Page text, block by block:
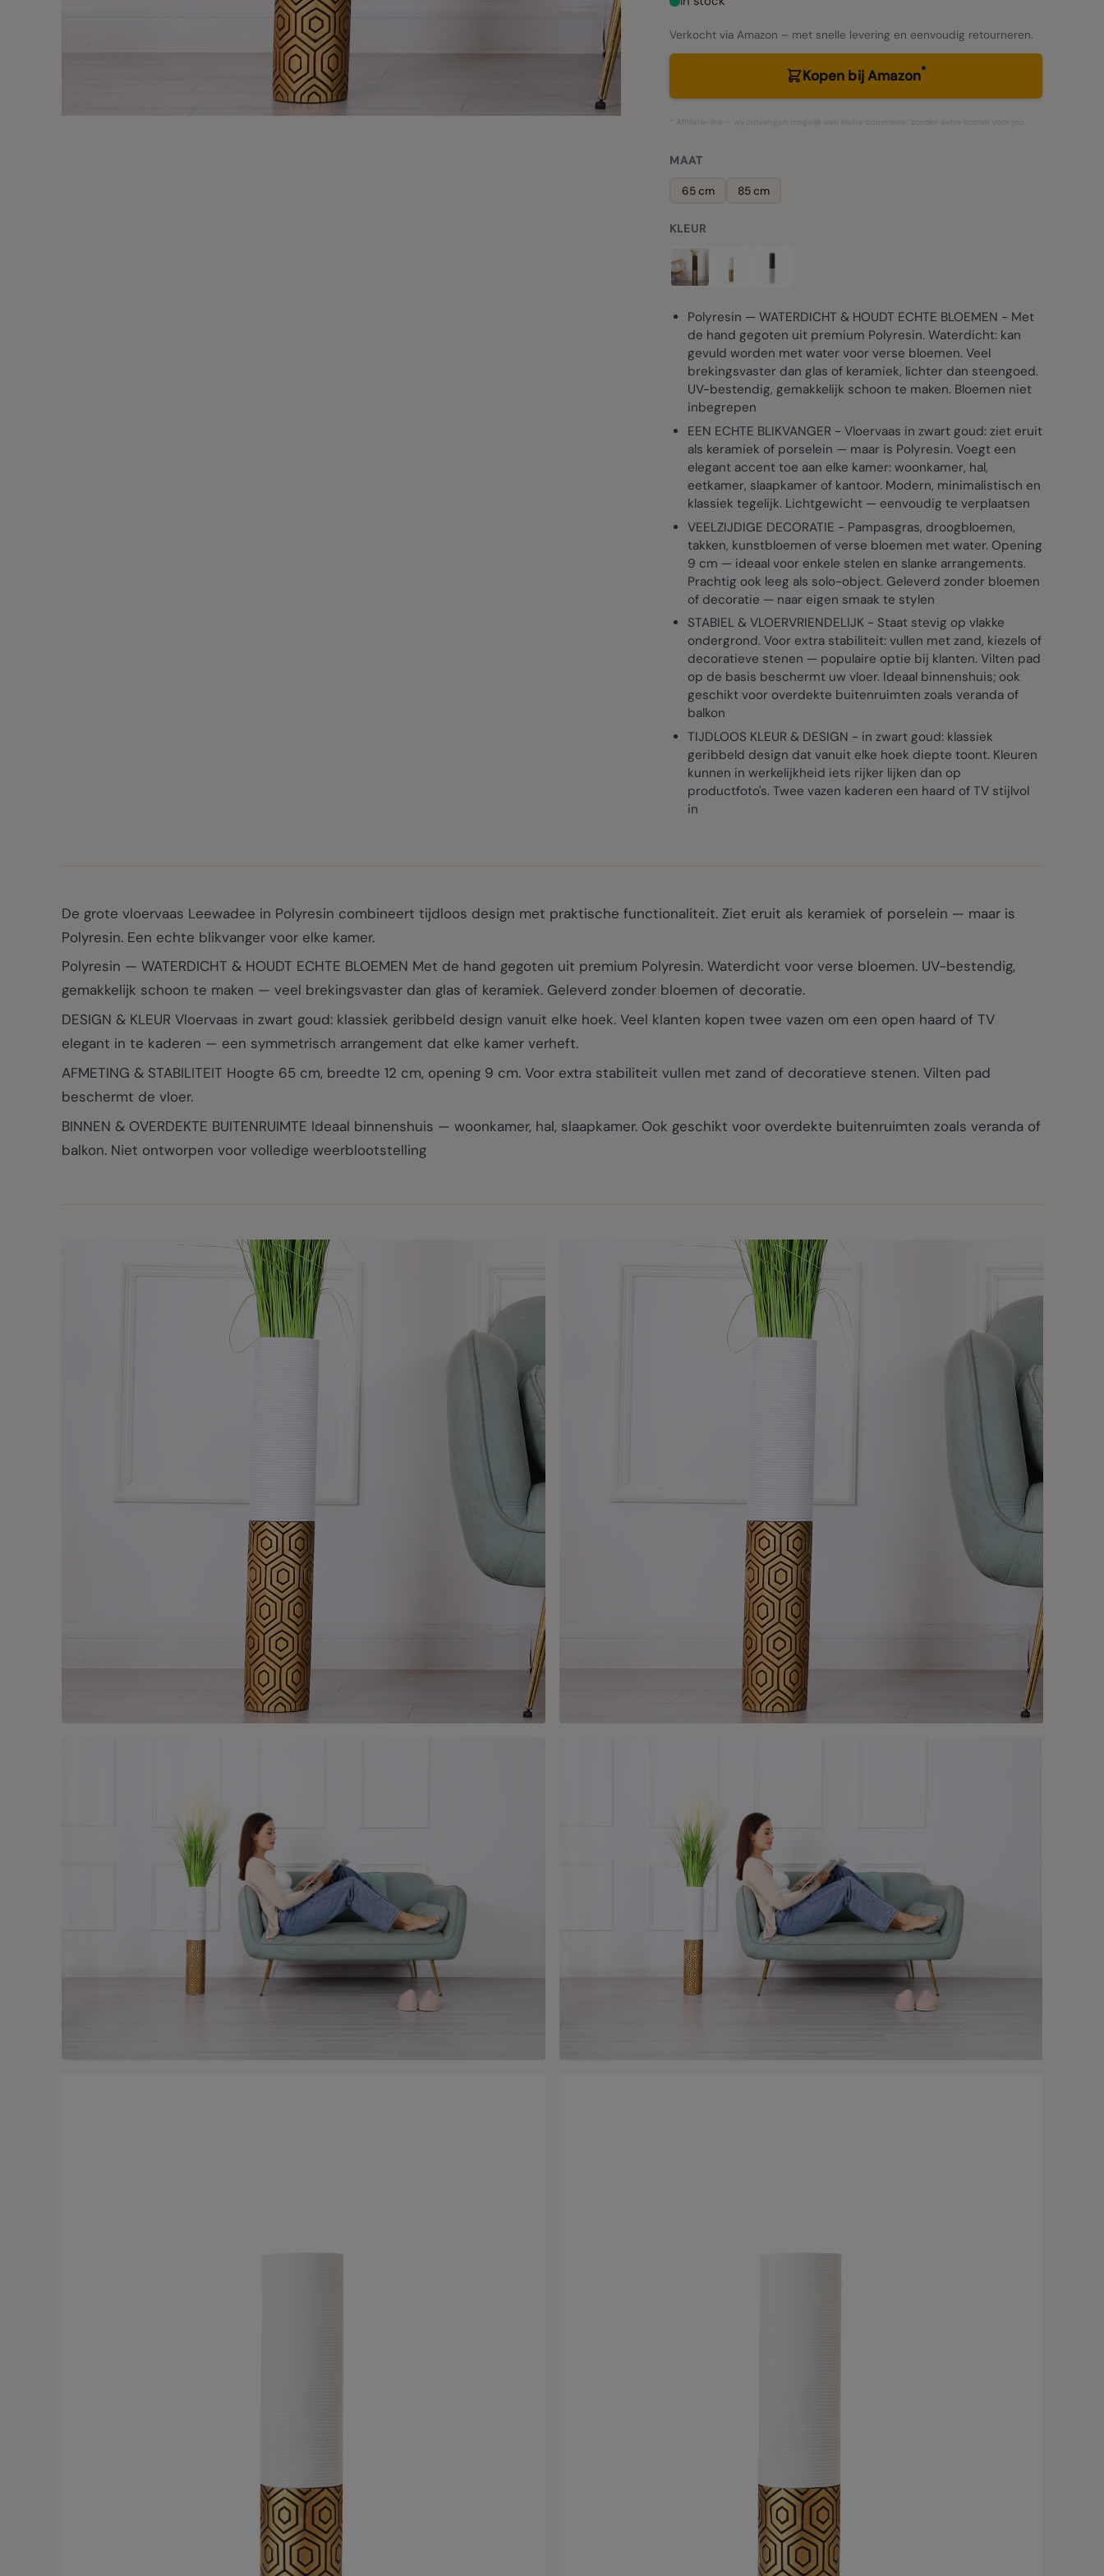
Verkocht via Amazon – met snelle levering en eenvoudig retourneren.
Kopen bij Amazon*
* Affiliate-link – wij ontvangen mogelijk een kleine commissie, zonder extra kosten voor jou.
MAAT
65 cm 85 cm
KLEUR
Polyresin — WATERDICHT & HOUDT ECHTE BLOEMEN - Met
de hand gegoten uit premium Polyresin. Waterdicht: kan
gevuld worden met water voor verse bloemen. Veel
brekingsvaster dan glas of keramiek, lichter dan steengoed.
UV-bestendig, gemakkelijk schoon te maken. Bloemen niet
inbegrepen
EEN ECHTE BLIKVANGER - Vloervaas in zwart goud: ziet eruit
als keramiek of porselein — maar is Polyresin. Voegt een
elegant accent toe aan elke kamer: woonkamer, hal,
eetkamer, slaapkamer of kantoor. Modern, minimalistisch en
klassiek tegelijk. Lichtgewicht — eenvoudig te verplaatsen
VEELZIJDIGE DECORATIE - Pampasgras, droogbloemen,
takken, kunstbloemen of verse bloemen met water. Opening
9 cm — ideaal voor enkele stelen en slanke arrangements.
Prachtig ook leeg als solo-object. Geleverd zonder bloemen
of decoratie — naar eigen smaak te stylen
STABIEL & VLOERVRIENDELIJK - Staat stevig op vlakke
ondergrond. Voor extra stabiliteit: vullen met zand, kiezels of
decoratieve stenen — populaire optie bij klanten. Vilten pad
op de basis beschermt uw vloer. Ideaal binnenshuis; ook
geschikt voor overdekte buitenruimten zoals veranda of
balkon
TIJDLOOS KLEUR & DESIGN - in zwart goud: klassiek
geribbeld design dat vanuit elke hoek diepte toont. Kleuren
kunnen in werkelijkheid iets rijker lijken dan op
productfoto's. Twee vazen kaderen een haard of TV stijlvol
in
De grote vloervaas Leewadee in Polyresin combineert tijdloos design met praktische functionaliteit. Ziet eruit als keramiek of porselein — maar is
Polyresin. Een echte blikvanger voor elke kamer.
Polyresin — WATERDICHT & HOUDT ECHTE BLOEMEN Met de hand gegoten uit premium Polyresin. Waterdicht voor verse bloemen. UV-bestendig,
gemakkelijk schoon te maken — veel brekingsvaster dan glas of keramiek. Geleverd zonder bloemen of decoratie.
DESIGN & KLEUR Vloervaas in zwart goud: klassiek geribbeld design vanuit elke hoek. Veel klanten kopen twee vazen om een open haard of TV
elegant in te kaderen — een symmetrisch arrangement dat elke kamer verheft.
AFMETING & STABILITEIT Hoogte 65 cm, breedte 12 cm, opening 9 cm. Voor extra stabiliteit vullen met zand of decoratieve stenen. Vilten pad
beschermt de vloer.
BINNEN & OVERDEKTE BUITENRUIMTE Ideaal binnenshuis — woonkamer, hal, slaapkamer. Ook geschikt voor overdekte buitenruimten zoals veranda of
balkon. Niet ontworpen voor volledige weerblootstelling